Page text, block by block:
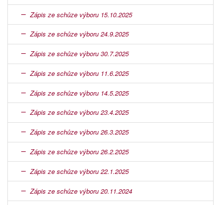
Zápis ze schůze výboru 15.10.2025
Zápis ze schůze výboru 24.9.2025
Zápis ze schůze výboru 30.7.2025
Zápis ze schůze výboru 11.6.2025
Zápis ze schůze výboru 14.5.2025
Zápis ze schůze výboru 23.4.2025
Zápis ze schůze výboru 26.3.2025
Zápis ze schůze výboru 26.2.2025
Zápis ze schůze výboru 22.1.2025
Zápis ze schůze výboru 20.11.2024